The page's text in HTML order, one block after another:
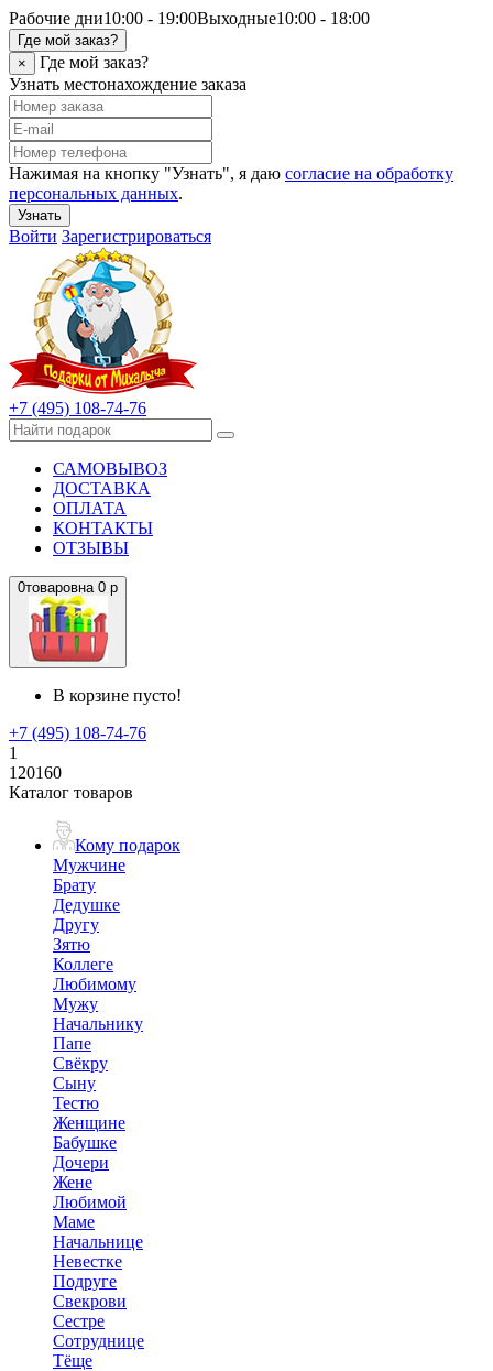
Рабочие дни10:00 - 19:00Выходные10:00 - 18:00
Где мой заказ?
×
Где мой заказ?
Узнать местонахождение заказа
Нажимая на кнопку "Узнать", я даю согласие на обработку
персональных данных.
Узнать
Войти Зарегистрироваться
+7 (495) 108-74-76
САМОВЫВОЗ
ДОСТАВКА
ОПЛАТА
КОНТАКТЫ
ОТЗЫВЫ
0товаровна 0 р
В корзине пусто!
+7 (495) 108-74-76
1
120160
Каталог товаров
Кому подарок
Мужчине
Брату
Дедушке
Другу
Зятю
Коллеге
Любимому
Мужу
Начальнику
Папе
Свёкру
Сыну
Тестю
Женщине
Бабушке
Дочери
Жене
Любимой
Маме
Начальнице
Невестке
Подруге
Свекрови
Сестре
Сотруднице
Тёще